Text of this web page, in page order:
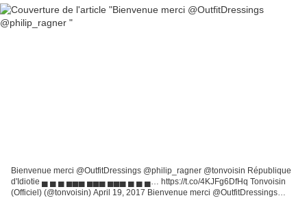
Bienvenue merci @OutfitDressings @philip_ragner @tonvoisin République
d'Idiotie ▄ ▄ ▄ ▄▄▄ ▄▄▄ ▄▄▄ ▄ ▄ ▄… https://t.co/4KJFg6DfHq Tonvoisin
(Officiel) (@tonvoisin) April 19, 2017 Bienvenue merci @OutfitDressings